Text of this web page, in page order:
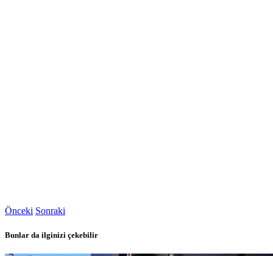
Önceki Sonraki
Bunlar da ilginizi çekebilir